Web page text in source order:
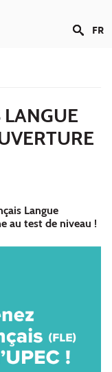
FR
LANGUE
Langue
au test de niveau !